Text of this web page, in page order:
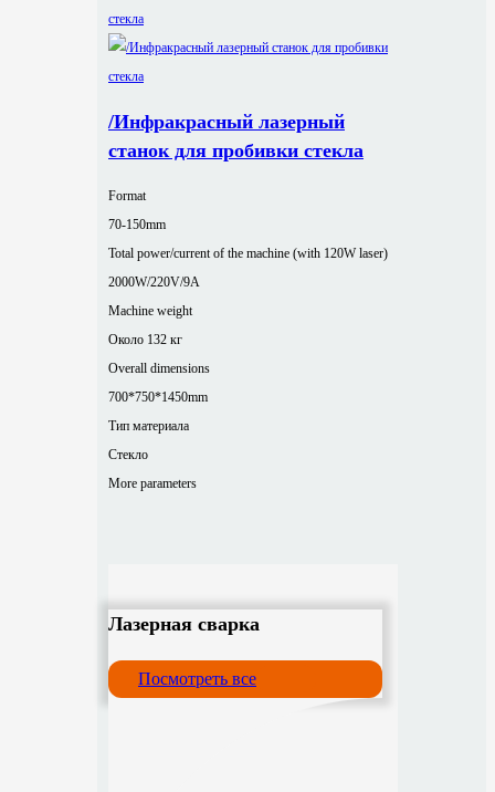
/Инфракрасный лазерный
станок для пробивки стекла
Format
70-150mm
Total power/current of the machine (with 120W laser)
2000W/220V/9A
Machine weight
Около 132 кг
Overall dimensions
700*750*1450mm
Тип материала
Стекло
More parameters
Лазерная сварка
Посмотреть все